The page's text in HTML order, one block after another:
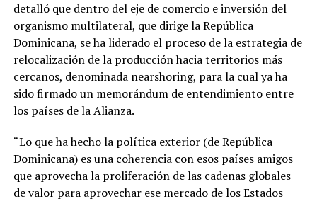
detalló que dentro del eje de comercio e inversión del
organismo multilateral, que dirige la República
Dominicana, se ha liderado el proceso de la estrategia de
relocalización de la producción hacia territorios más
cercanos, denominada nearshoring, para la cual ya ha
sido firmado un memorándum de entendimiento entre
los países de la Alianza.
“Lo que ha hecho la política exterior (de República
Dominicana) es una coherencia con esos países amigos
que aprovecha la proliferación de las cadenas globales
de valor para aprovechar ese mercado de los Estados